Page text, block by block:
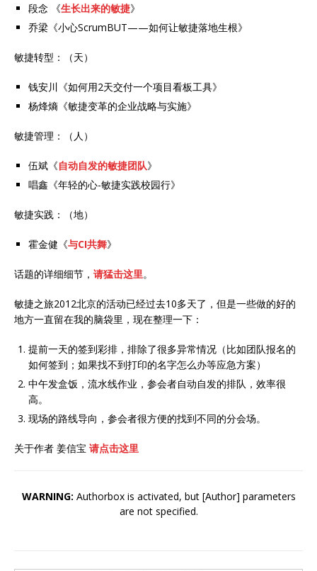
段念 《生长出来的敏捷》
乔梁《小心ScrumBUT——如何让敏捷落地生根》
敏捷转型：（天）
钱安川《如何用2天交付一个项目看板工具》
杨烽熵《敏捷变革的企业战略与实施》
敏捷管理：（人）
伍斌《自动自发的敏捷团队》
唱鑫《年轻的心-敏捷实践校园行》
敏捷实践：（地）
霍金健《与CI共舞》
话题的详细细节， 请猛击这里。
敏捷之旅2012北京的活动已经过去10多天了，但是一些做的好的
地方一直留在我的脑袋里，现在整理一下：
提前一天的签到彩排，排除了很多异常情况（比如团队报名的
如何签到；如果找不到打印的名字怎么办等应急方案）
中午发盒饭，流水线作业，参会者自动自发的排队，效率很
高。
现场的路线导向，参会者很方便的找到不同的分会场。
关于作者 姜信宝 请点击这里
WARNING: Authorbox is activated, but [Author] parameters
are not specified.